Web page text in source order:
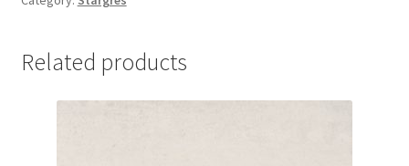
Related products